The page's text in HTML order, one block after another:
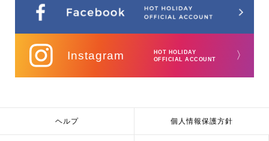
Instagram
HOT HOLIDAY
OFFICIAL ACCOUNT
〉
ヘルプ 個人情報保護方針